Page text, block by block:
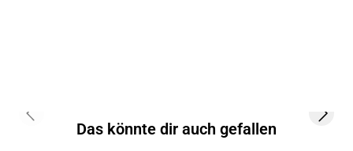
Das könnte dir auch gefallen
Previous slide Next